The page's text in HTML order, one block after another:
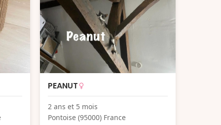
PEANUT
2 ans et 5 mois
Pontoise (95000) France